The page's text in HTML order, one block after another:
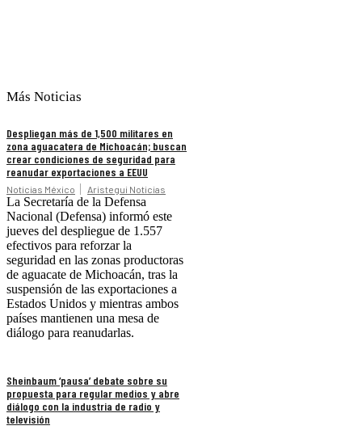
Más Noticias
Despliegan más de 1,500 militares en
zona aguacatera de Michoacán; buscan
crear condiciones de seguridad para
reanudar exportaciones a EEUU
Noticias México Aristegui Noticias
La Secretaría de la Defensa
Nacional (Defensa) informó este
jueves del despliegue de 1.557
efectivos para reforzar la
seguridad en las zonas productoras
de aguacate de Michoacán, tras la
suspensión de las exportaciones a
Estados Unidos y mientras ambos
países mantienen una mesa de
diálogo para reanudarlas.
Sheinbaum ‘pausa’ debate sobre su
propuesta para regular medios y abre
diálogo con la industria de radio y
televisión